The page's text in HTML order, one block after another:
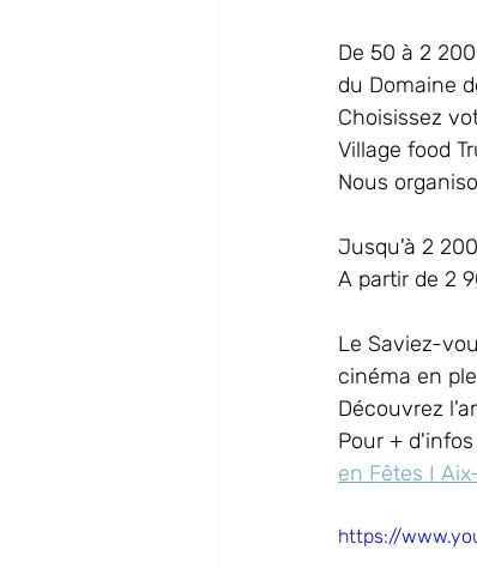
De 50 à 2
du Domaine
Choisissez
Village food
Nous
Jusqu'à 2
A partir de 2
Le Saviez-
cinéma en
Découvrez
Pour +
en Fêtes I
https://